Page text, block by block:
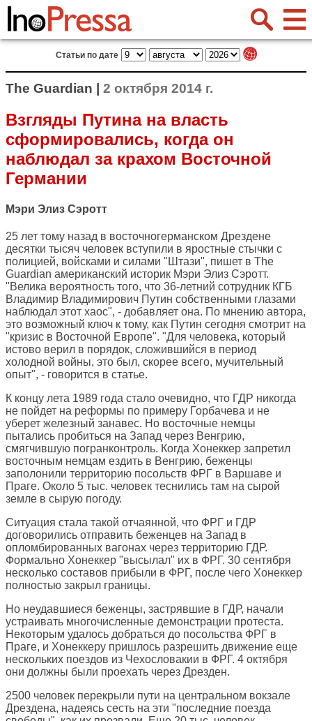
Статьи по дате
The Guardian | 2 октября 2014 г.
Взгляды Путина на власть
сформировались, когда он
наблюдал за крахом Восточной
Германии
Мэри Элиз Сэротт
25 лет тому назад в восточногерманском Дрездене
десятки тысяч человек вступили в яростные стычки с
полицией, войсками и силами "Штази", пишет в The
Guardian американский историк Мэри Элиз Сэротт.
"Велика вероятность того, что 36-летний сотрудник КГБ
Владимир Владимирович Путин собственными глазами
наблюдал этот хаос", - добавляет она. По мнению автора,
это возможный ключ к тому, как Путин сегодня смотрит на
"кризис в Восточной Европе". "Для человека, который
истово верил в порядок, сложившийся в период
холодной войны, это был, скорее всего, мучительный
опыт", - говорится в статье.
К концу лета 1989 года стало очевидно, что ГДР никогда
не пойдет на реформы по примеру Горбачева и не
уберет железный занавес. Но восточные немцы
пытались пробиться на Запад через Венгрию,
смягчившую погранконтроль. Когда Хонеккер запретил
восточным немцам ездить в Венгрию, беженцы
заполонили территорию посольств ФРГ в Варшаве и
Праге. Около 5 тыс. человек теснились там на сырой
земле в сырую погоду.
Ситуация стала такой отчаянной, что ФРГ и ГДР
договорились отправить беженцев на Запад в
опломбированных вагонах через территорию ГДР.
Формально Хонеккер "высылал" их в ФРГ. 30 сентября
несколько составов прибыли в ФРГ, после чего Хонеккер
полностью закрыл границы.
Но неудавшиеся беженцы, застрявшие в ГДР, начали
устраивать многочисленные демонстрации протеста.
Некоторым удалось добраться до посольства ФРГ в
Праге, и Хонеккеру пришлось разрешить движение еще
нескольких поездов из Чехословакии в ФРГ. 4 октября
они должны были проехать через Дрезден.
2500 человек перекрыли пути на центральном вокзале
Дрездена, надеясь сесть на эти "последние поезда